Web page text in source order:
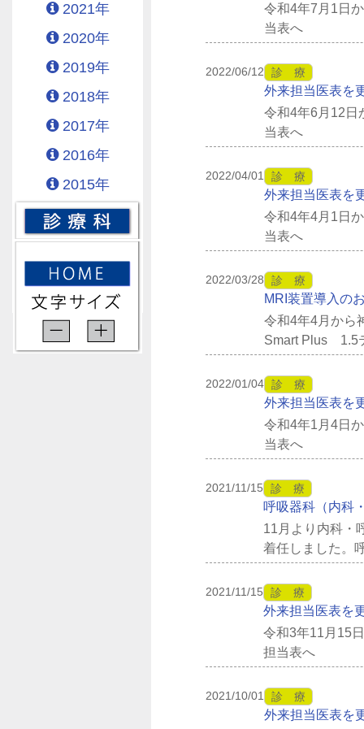
2021年
2020年
2019年
2018年
2017年
2016年
2015年
令和4年7月1日
当表へ
2022/06/12 診 療
外来担当医表を
令和4年6月12日
当表へ
2022/04/01 診 療
外来担当医表を
令和4年4月1日
当表へ
2022/03/28 診 療
MRI装置導入の
令和4年4月から
Smart Plus 1.5
を活用した最新
2022/01/04 診 療
外来担当医表を
令和4年1月4日
当表へ
2021/11/15 診 療
呼吸器科（内科
11月より内科・
着任しました。
器疾患でお悩み
2021/11/15 診 療
外来担当医表を
令和3年11月15
担当表へ
2021/10/01 診 療
外来担当医表を